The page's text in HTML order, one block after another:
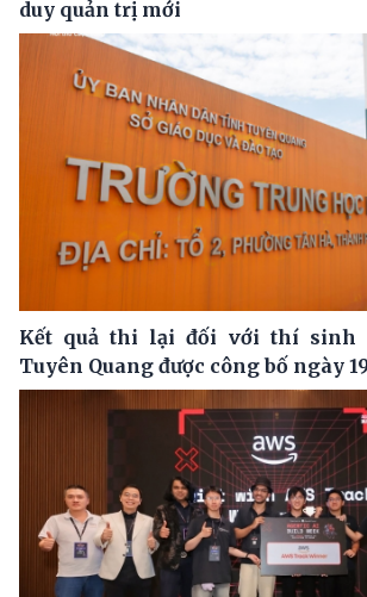
duy quản trị mới
Kết quả thi lại đối với thí sinh
Tuyên Quang được công bố ngày